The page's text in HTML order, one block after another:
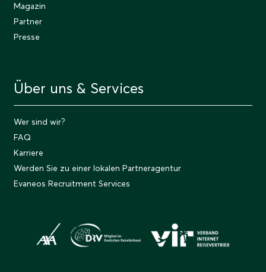
Magazin
Partner
Presse
Über uns & Services
Wer sind wir?
FAQ
Karriere
Werden Sie zu einer lokalen Partneragentur
Evaneos Recruitment Services